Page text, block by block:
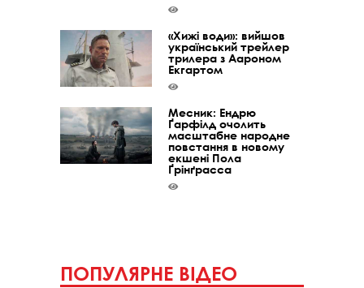
«Хижі води»: вийшов
український трейлер
трилера з Аароном
Екгартом
Месник: Ендрю
Ґарфілд очолить
масштабне народне
повстання в новому
екшені Пола
Ґрінґрасса
ПОПУЛЯРНЕ ВІДЕО